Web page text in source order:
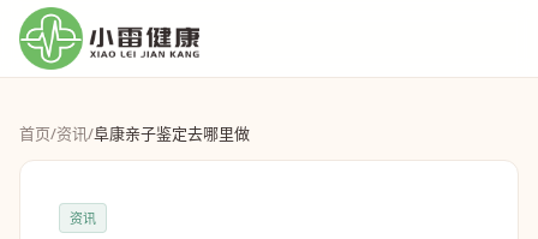
首页/资讯/阜康亲子鉴定去哪里做
资讯